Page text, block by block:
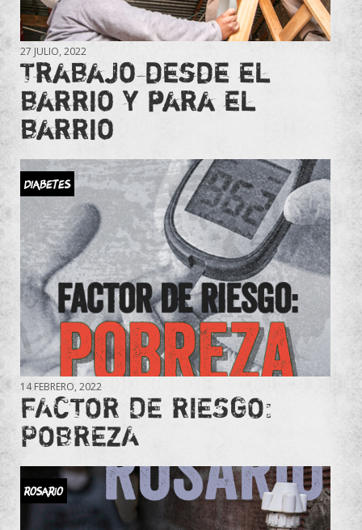
27 JULIO, 2022
Trabajo desde el
barrio y para el
barrio
Diabetes
14 FEBRERO, 2022
FACTOR DE RIESGO:
POBREZA
Rosario